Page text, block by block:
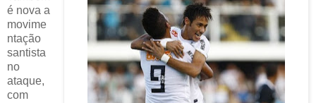
é nova a
movime
ntação
santista
no
ataque,
com